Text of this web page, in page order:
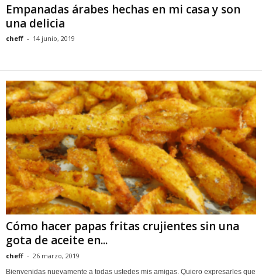
Empanadas árabes hechas en mi casa y son
una delicia
cheff - 14 junio, 2019
Cómo hacer papas fritas crujientes sin una
gota de aceite en...
cheff - 26 marzo, 2019
Bienvenidas nuevamente a todas ustedes mis amigas. Quiero expresarles que